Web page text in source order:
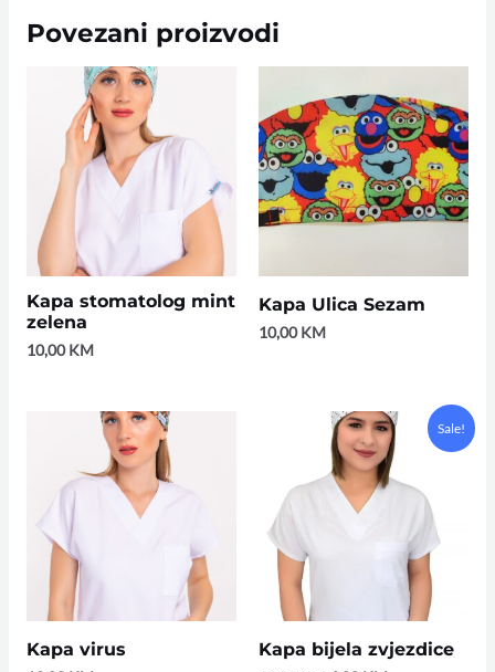
Povezani proizvodi
Kapa stomatolog mint
zelena
10,00KM
Kapa Ulica Sezam
10,00KM
Kapa virus
Sale!
Kapa bijela zvjezdice
Original
price
was:
10,00 KM.
Current
price
is:
6,00 KM.